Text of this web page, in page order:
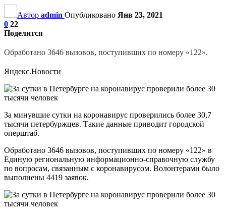
Автор admin Опубликовано Янв 23, 2021
0 22
Поделится
Обработано 3646 вызовов, поступивших по номеру «122».
Яндекс.Новости
За минувшие сутки на коронавирус проверились более 30,7
тысячи петербуржцев. Такие данные приводит городской
оперштаб.
Обработано 3646 вызовов, поступивших по номеру «122» в
Единую региональную информационно-справочную службу
по вопросам, связанным с коронавирусом. Волонтерами было
выполнены 4419 заявок.